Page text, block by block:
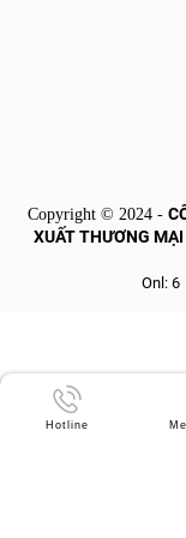
Copyright © 2024 -
XUẤT THƯƠNG
Onl: 6
Hotline